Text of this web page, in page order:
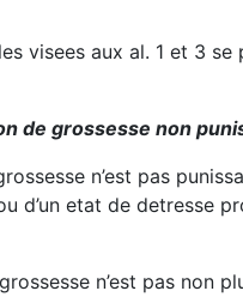
visees aux al. 1 et 3
de grossesse non
n’est pas
d’un etat de detresse
n’est pas non